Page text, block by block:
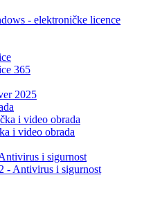
- elektroničke licence
365
2025
i video obrada
i video obrada
i sigurnost
- Antivirus i sigurnost